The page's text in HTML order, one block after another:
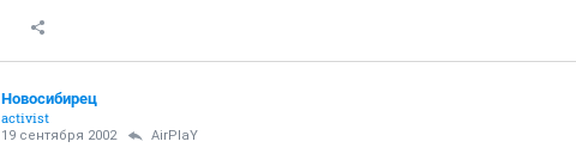
Новосибирец
activist
19 сентября 2002 AirPlaY